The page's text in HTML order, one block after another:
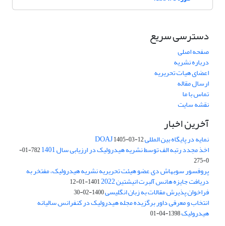
دسترسی سریع
صفحه اصلی
درباره نشریه
اعضای هیات تحریریه
ارسال مقاله
تماس با ما
نقشه سایت
آخرین اخبار
نمایه در پایگاه بین المللی DOAJ1405-03-12
اخذ مجدد رتبه الف توسط نشریه هیدرولیک در ارزیابی سال 1401
782-01-
0-275
پروفسور سوبهاش دی عضو هیئت تحریریه نشریه هیدرولیک، مفتخر به
دریافت جایزه هانس آلبرت انیشتین 2022 1401-01-12
فراخوان پذیرش مقالات به زبان انگلیسی1400-02-30
انتخاب و معرفی داور برگزیده مجله هیدرولیک در کنفرانس سالیانه
هیدرولیک1398-04-01